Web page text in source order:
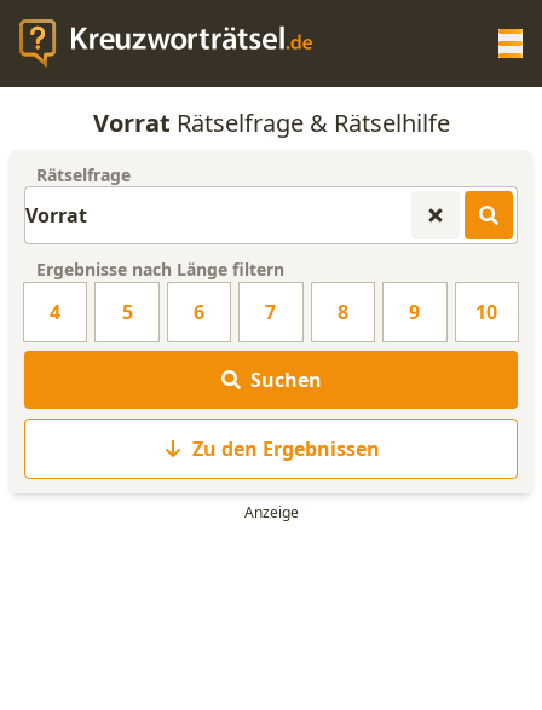
KREUZWORTRÄTSEL-HILFE
WORTLISTE
Vorrat Rätselfrage & Rätselhilfe
Rätselfrage
Ergebnisse nach Länge filtern
4 5 6 7 8 9 10
Suchen
Zu den Ergebnissen